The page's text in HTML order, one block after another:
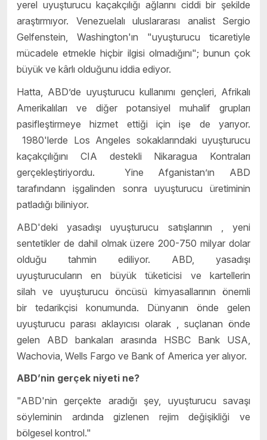
yerel uyuşturucu kaçakçılığı ağlarını ciddi bir şekilde
araştırmıyor. Venezuelalı uluslararası analist Sergio
Gelfenstein, Washington'ın "uyuşturucu ticaretiyle
mücadele etmekle hiçbir ilgisi olmadığını"; bunun çok
büyük ve kârlı olduğunu iddia ediyor.
Hatta, ABD’de uyuşturucu kullanımı gençleri, Afrikalı
Amerikalıları ve diğer potansiyel muhalif grupları
pasifleştirmeye hizmet ettiği için işe de yarıyor.
1980'lerde Los Angeles sokaklarındaki uyuşturucu
kaçakçılığını CIA destekli Nikaragua Kontraları
gerçekleştiriyordu. Yine Afganistan’ın ABD
tarafındann işgalinden sonra uyuşturucu üretiminin
patladığı biliniyor.
ABD'deki yasadışı uyuşturucu satışlarının , yeni
sentetikler de dahil olmak üzere 200-750 milyar dolar
olduğu tahmin ediliyor. ABD, yasadışı
uyuşturucuların en büyük tüketicisi ve kartellerin
silah ve uyuşturucu öncüsü kimyasallarının önemli
bir tedarikçisi konumunda. Dünyanın önde gelen
uyuşturucu parası aklayıcısı olarak , suçlanan önde
gelen ABD bankaları arasında HSBC Bank USA,
Wachovia, Wells Fargo ve Bank of America yer alıyor.
ABD’nin gerçek niyeti ne?
"ABD'nin gerçekte aradığı şey, uyuşturucu savaşı
söyleminin ardında gizlenen rejim değişikliği ve
bölgesel kontrol."